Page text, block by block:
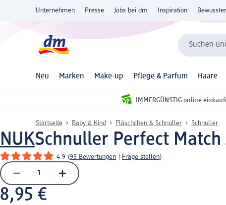
Unternehmen Presse Jobs bei dm Inspiration
Suchen
Neu Marken Make-up Pflege & Parfum Haare
IMMERGÜNSTIG online
Startseite Baby & Kind Fläschchen & Schnuller Schnuller
NUKSchnuller Perfect Match
4.9 (95 Bewertungen Frage stellen)
8,95 €